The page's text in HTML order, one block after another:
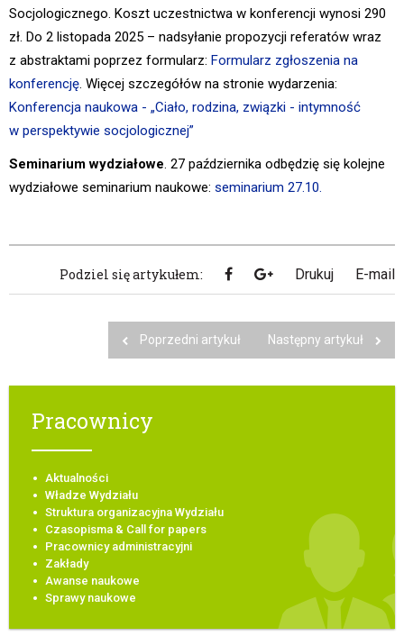
Socjologicznego. Koszt uczestnictwa w konferencji wynosi 290
zł. Do 2 listopada 2025 – nadsyłanie propozycji referatów wraz
z abstraktami poprzez formularz: Formularz zgłoszenia na
konferencję. Więcej szczegółów na stronie wydarzenia:
Konferencja naukowa - „Ciało, rodzina, związki - intymność
w perspektywie socjologicznej”
Seminarium wydziałowe. 27 października odbędzię się kolejne
wydziałowe seminarium naukowe: seminarium 27.10.
Podziel się artykułem: Drukuj E-mail
Poprzedni artykuł Następny artykuł
Pracownicy
Aktualności
Władze Wydziału
Struktura organizacyjna Wydziału
Czasopisma & Call for papers
Pracownicy administracyjni
Zakłady
Awanse naukowe
Sprawy naukowe